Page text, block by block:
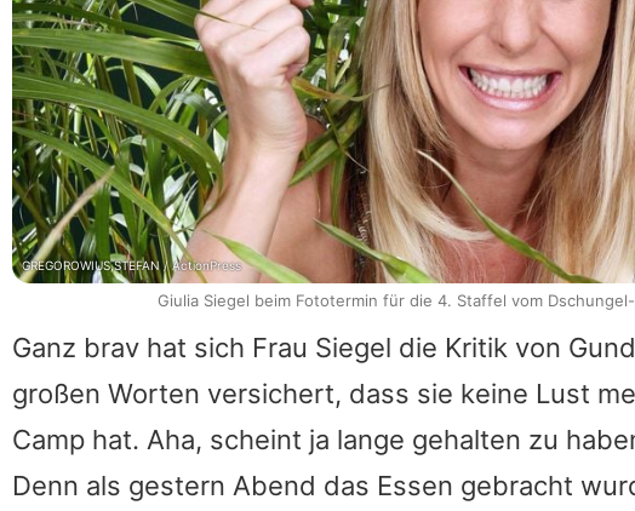
Ganz brav hat sich Frau Siegel die Kritik von
großen Worten versichert, dass sie keine Lust
Camp hat. Aha, scheint ja lange gehalten zu
Denn als gestern Abend das Essen gebracht
GREGOROWIUS,STEFAN / ActionPress
Giulia Siegel beim Fototermin für die 4. Staffel vom